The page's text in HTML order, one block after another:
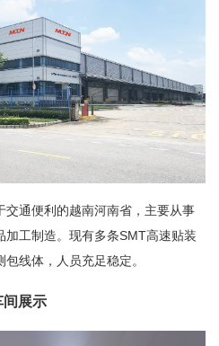
交通便利的越南河南省，主要从事
加工制造。现有多条SMT高速贴装
线体，人员充足稳定。
间展示